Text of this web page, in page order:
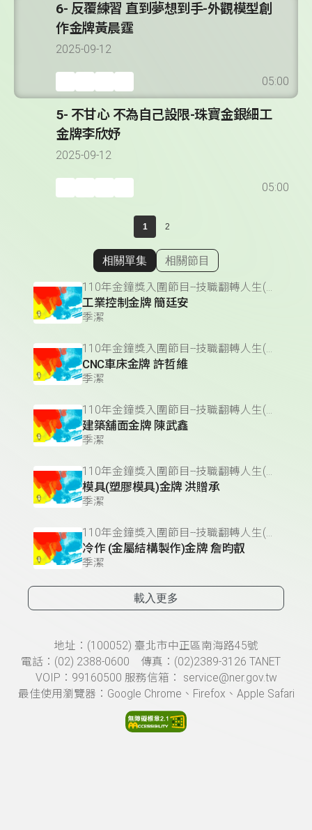
6- 反覆練習 直到夢想到手-外觀模型創
作金牌黃晨霆
2025-09-12
05:00
5- 不甘心 不為自己設限-珠寶金銀細工
金牌李欣妤
2025-09-12
05:00
1 2
顯示相關單集
相關單集 相關節目
110年金鐘獎入圍節目--技職翻轉人生(單元節目獎)
工業控制金牌 簡廷安
季潔
110年金鐘獎入圍節目--技職翻轉人生(單元節目獎)
CNC車床金牌 許哲維
季潔
110年金鐘獎入圍節目--技職翻轉人生(單元節目獎)
建築舖面金牌 陳武鑫
季潔
110年金鐘獎入圍節目--技職翻轉人生(單元節目獎)
模具(塑膠模具)金牌 洪贈承
季潔
110年金鐘獎入圍節目--技職翻轉人生(單元節目獎)
冷作 (金屬結構製作)金牌 詹昀叡
季潔
載入更多
頁尾資訊地址：(100052) 臺北市中正區南海路45號
電話：(02) 2388-0600 傳真：(02)2389-3126 TANET
VOIP：99160500 服務信箱： service@ner.gov.tw
最佳使用瀏覽器：Google Chrome、Firefox、Apple Safari